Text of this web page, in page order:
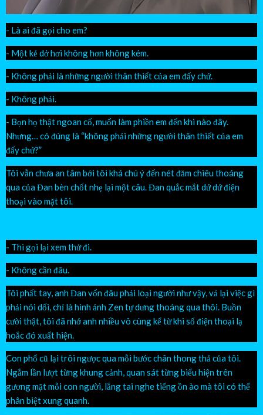
- Là ai đã gọi cho em?
- Một kẻ dở hơi không hơn không kém.
- Không phải là những người thân thiết của em đấy chứ.
- Không phải.
- Bọn họ thật ngoan cố, muốn làm phiền em đến khi nào đây.
Nhưng… có đúng là “không phải những người thân thiết của em
đấy chứ?”
Tôi vẫn chưa an tâm bởi tôi khá chú ý đến nét đăm chiêu thoáng
qua của Đan bèn chốt nhẹ lại một câu. Đan quắc mắt dứ dứ điện
thoại vào mặt tôi.
- Thì gọi lại xem thử đi.
- Không cần đâu.
Tôi phất tay, anh Đan vốn đâu phải loại người như vậy, vả lại việc gì
phải nói dối, chỉ là hình ảnh Zen tự dưng thoáng qua thôi. Buồn
cười thật, tôi đã nhớ anh nhiều vô cùng kể từ khi số điện thoại lạ
hoắc đó xuất hiện.
Con phố cũ lại trôi ngược qua mỗi bước chân thong thả của tôi.
Ngắm lần lượt từng khung cảnh, quan sát từng biểu hiện trên
gương mặt mỗi con người, lắng tai nghe tiếng ồn ào mà tôi có thể
phân biệt xung quanh.